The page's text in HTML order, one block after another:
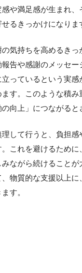
や満足感が生まれ、
るきっかけになりま
気持ちを高めるきっ
告や感謝のメッセー
っているという実
す。このような積み
向上」につながると
して行うと、負担感
これを避けるために
ながら続けることが
物質的な支援以上に
す。